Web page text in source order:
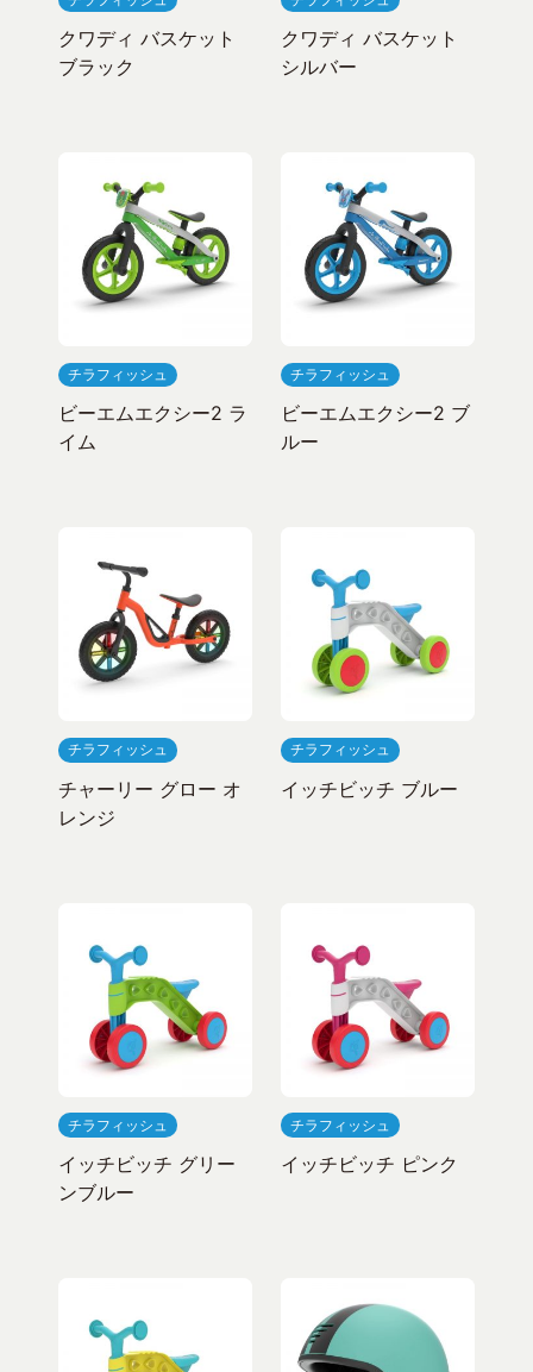
クワディ バスケット
ブラック
クワディ バスケット
シルバー
チラフィッシュ
ビーエムエクシー2 ラ
イム
チラフィッシュ
ビーエムエクシー2 ブ
ルー
チラフィッシュ
チャーリー グロー オ
レンジ
チラフィッシュ
イッチビッチ ブルー
チラフィッシュ
イッチビッチ グリー
ンブルー
チラフィッシュ
イッチビッチ ピンク